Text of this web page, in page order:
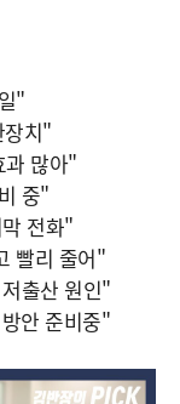
"
장치"
많아"
중"
전화"
빨리 줄어"
출산 원인"
안 준비중"